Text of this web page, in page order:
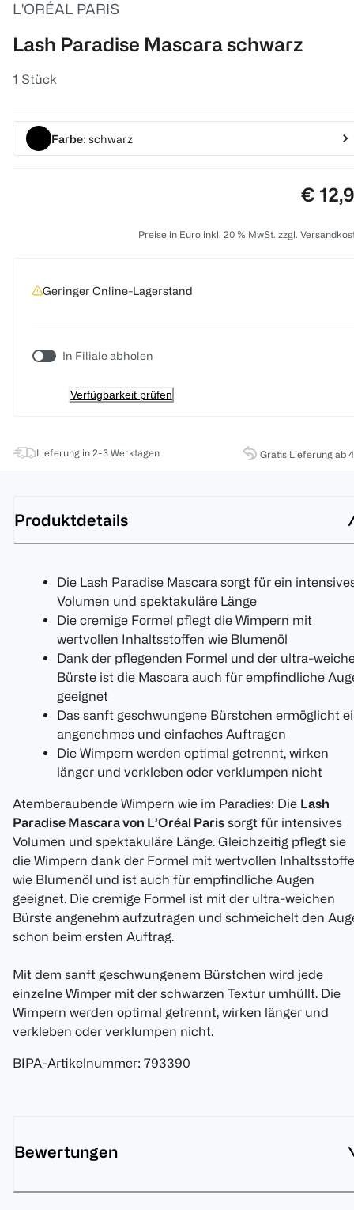
L'ORÉAL PARIS
Lash Paradise Mascara schwarz
1 Stück
Farbe: schwarz
Preis:
€
Preise in Euro inkl. 20 % MwSt. zzgl.
Geringer Online-Lagerstand
In Filiale abholen
Verfügbarkeit prüfen
Lieferung in 2-3 Werktagen Gratis Lieferung ab
Produktdetails
Die Lash Paradise Mascara sorgt für ein
Volumen und spektakuläre Länge
Die cremige Formel pflegt die Wimpern mit
wertvollen Inhaltsstoffen wie Blumenöl
Dank der pflegenden Formel und der ultra-
Bürste ist die Mascara auch für empfindliche
geeignet
Das sanft geschwungene Bürstchen ermöglicht
angenehmes und einfaches Auftragen
Die Wimpern werden optimal getrennt, wirken
länger und verkleben oder verklumpen nicht
Atemberaubende Wimpern wie im Paradies: Die Lash
Paradise Mascara von L’Oréal Paris sorgt für intensives
Volumen und spektakuläre Länge. Gleichzeitig pflegt sie
die Wimpern dank der Formel mit wertvollen
wie Blumenöl und ist auch für empfindliche Augen
geeignet. Die cremige Formel ist mit der ultra-weichen
Bürste angenehm aufzutragen und schmeichelt den
schon beim ersten Auftrag.
Mit dem sanft geschwungenem Bürstchen wird jede
einzelne Wimper mit der schwarzen Textur umhüllt. Die
Wimpern werden optimal getrennt, wirken länger und
verkleben oder verklumpen nicht.
BIPA-Artikelnummer: 793390
Bewertungen